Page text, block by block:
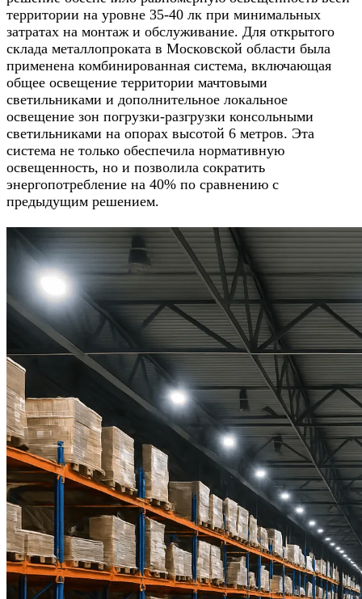
территории на уровне 35-40 лк при минимальных
затратах на монтаж и обслуживание. Для открытого
склада металлопроката в Московской области была
применена комбинированная система, включающая
общее освещение территории мачтовыми
светильниками и дополнительное локальное
освещение зон погрузки-разгрузки консольными
светильниками на опорах высотой 6 метров. Эта
система не только обеспечила нормативную
освещенность, но и позволила сократить
энергопотребление на 40% по сравнению с
предыдущим решением.